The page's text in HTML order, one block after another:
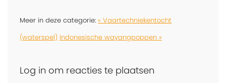
Meer in deze categorie: « Vaartechniekentocht
(waterspel) Indonesische wayangpoppen »
Log in om reacties te plaatsen